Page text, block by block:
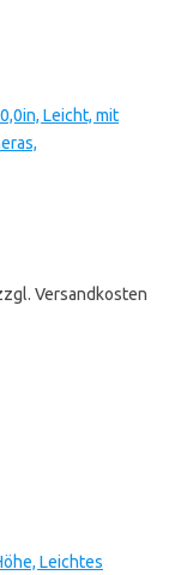
Leicht, mit
Versandkosten
Leichtes